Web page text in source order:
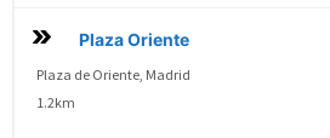
Plaza Oriente
Plaza de Oriente, Madrid
1.2km